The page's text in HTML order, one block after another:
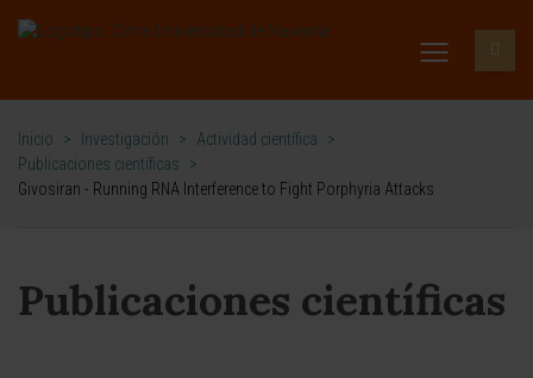
Inicio > Investigación > Actividad científica
>
Publicaciones científicas
>
Givosiran - Running RNA Interference to Fight Porphyria Attacks
Publicaciones científicas